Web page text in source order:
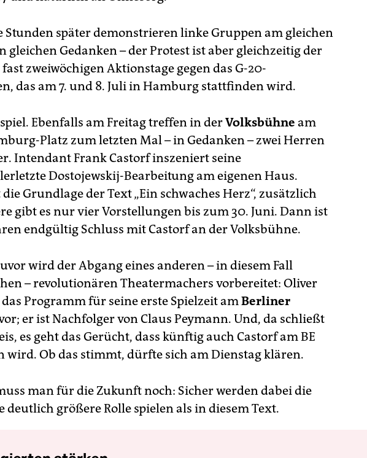
Stunden später demonstrieren linke Gruppen am gleichen
gleichen Gedanken – der Protest ist aber gleichzeitig der
zweiwöchigen Aktionstage gegen das G-20-
das am 7. und 8. Juli in Hamburg stattfinden wird.
Ebenfalls am Freitag treffen in derVolksbühne am
Platz zum letzten Mal – in Gedanken – zwei Herren
Intendant Frank Castorf inszeniert seine
Dostojewskij-Bearbeitung am eigenen Haus.
Grundlage der Text „Ein schwaches Herz“, zusätzlich
gibt es nur vier Vorstellungen bis zum 30. Juni. Dann ist
endgültig Schluss mit Castorf an der Volksbühne.
wird der Abgang eines anderen – in diesem Fall
– revolutionären Theatermachers vorbereitet: Oliver
das Programm für seine erste Spielzeit amBerliner
er ist Nachfolger von Claus Peymann. Und, da schließt
es geht das Gerücht, dass künftig auch Castorf am BE
wird. Ob das stimmt, dürfte sich am Dienstag klären.
man für die Zukunft noch: Sicher werden dabei die
deutlich größere Rolle spielen als in diesem Text.